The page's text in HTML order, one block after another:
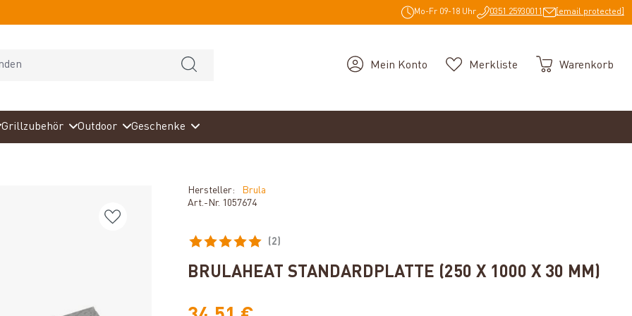
Mo-Fr 09-18 Uhr 0351 25930011 [email protected]
Mein Konto Merkliste Warenkorb
Grillzubehör Outdoor Geschenke
Hersteller:
Brula
Art.-Nr. 1057674
(2)
BRULAHEAT STANDARDPLATTE (250 X 1000 X 30 MM)